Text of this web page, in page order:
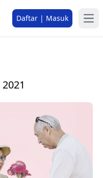
Daftar | Masuk